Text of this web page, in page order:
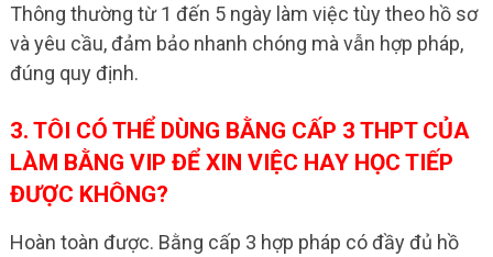
Thông thường từ 1 đến 5 ngày làm việc tùy theo hồ sơ
và yêu cầu, đảm bảo nhanh chóng mà vẫn hợp pháp,
đúng quy định.
3. TÔI CÓ THỂ DÙNG BẰNG CẤP 3 THPT CỦA
LÀM BẰNG VIP ĐỂ XIN VIỆC HAY HỌC TIẾP
ĐƯỢC KHÔNG?
Hoàn toàn được. Bằng cấp 3 hợp pháp có đầy đủ hồ